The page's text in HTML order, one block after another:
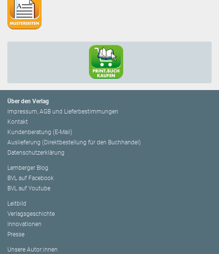
Über den Verlag
Impressum, AGB und Lieferbestimmungen
Kontakt
Kundenberatung (E-Mail)
Auslieferung (Direktbestellung für den Buchhandel)
Datenschutzerklärung
Lemberger Blog
BVL auf Facebook
BVL auf Youtube
Leitbild
Verlagsgeschichte
Innovationen
Presse
Unsere Autor:innen